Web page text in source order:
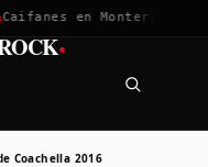
en Monterrey · 12
·
Coachella 2016